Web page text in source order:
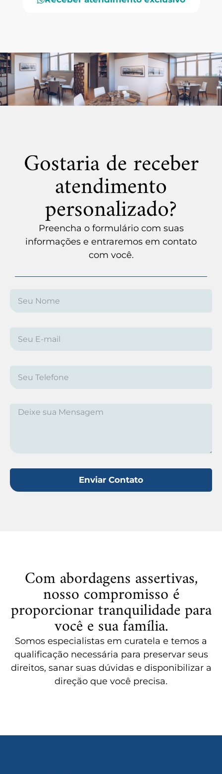
Gostaria de receber
atendimento
personalizado?
Preencha o formulário com suas
informações e entraremos em contato
com você.
Enviar Contato
Com abordagens assertivas,
nosso compromisso é
proporcionar tranquilidade para
você e sua família.
Somos especialistas em curatela e temos a
qualificação necessária para preservar seus
direitos, sanar suas dúvidas e disponibilizar a
direção que você precisa.